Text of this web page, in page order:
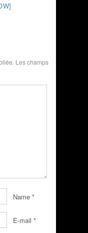
Les champs
Name *
E-mail *